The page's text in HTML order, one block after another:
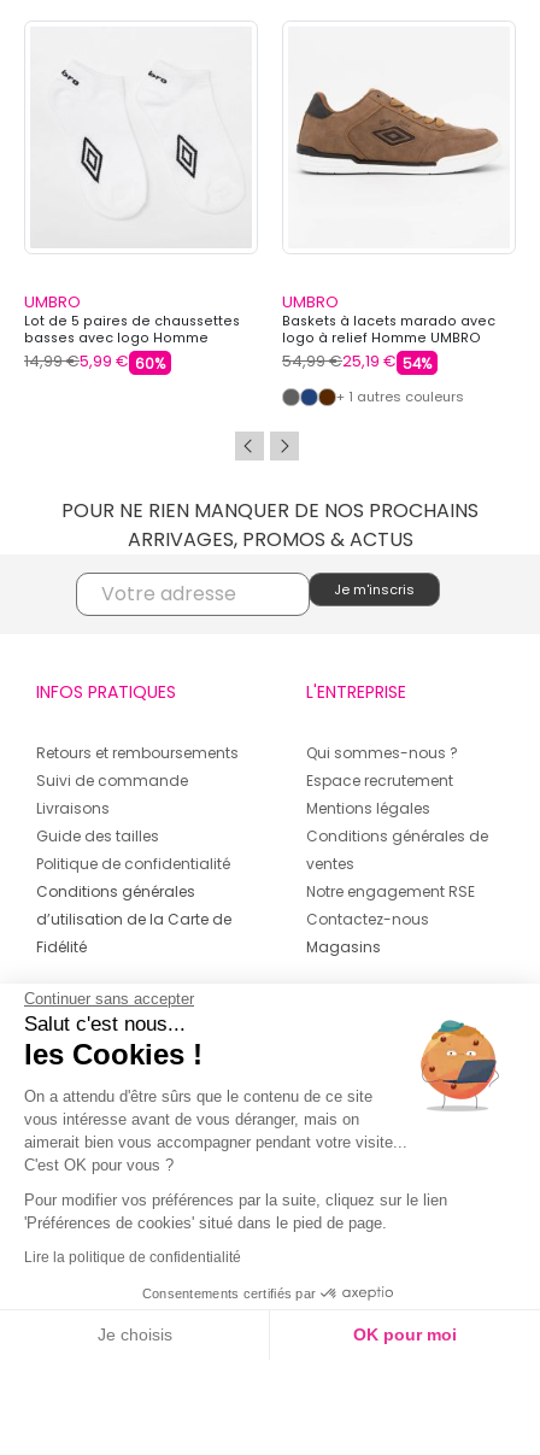
UMBRO
Lot de 5 paires de chaussettes
basses avec logo Homme
UMBRO
14,99 €5,99 € 60%
UMBRO
Baskets à lacets marado avec
logo à relief Homme UMBRO
54,99 €25,19 € 54%
+ 1 autres couleurs
POUR NE RIEN MANQUER DE NOS PROCHAINS
ARRIVAGES, PROMOS & ACTUS
INFOS PRATIQUES
Retours et remboursements
Suivi de commande
Livraisons
Guide des tailles
Politique de confidentialité
Conditions générales
d’utilisation de la Carte de
Fidélité
L'ENTREPRISE
Qui sommes-nous ?
Espace recrutement
Mentions légales
Conditions générales de
ventes
Notre engagement RSE
Contactez-nous
Magasins
CONTACT
04 42 20 78 42
Du lundi au jeudi de 8h30 à 16h30 & le
vendredi de 8h30 à 15h30
Continuer sans accepter
Salut c'est nous...
les Cookies !
On a attendu d'être sûrs que le contenu de ce site
vous intéresse avant de vous déranger, mais on
aimerait bien vous accompagner pendant votre visite...
C'est OK pour vous ?
Pour modifier vos préférences par la suite, cliquez sur le lien
'Préférences de cookies' situé dans le pied de page.
Lire la politique de confidentialité
Consentements certifiés par
Je choisis OK pour moi